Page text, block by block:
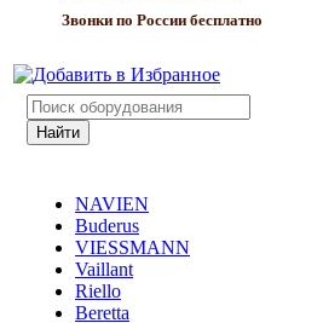
Звонки по России бесплатно
NAVIEN
Buderus
VIESSMANN
Vaillant
Riello
Beretta